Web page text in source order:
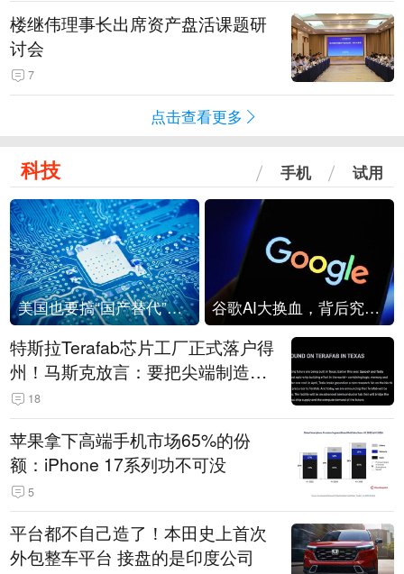
楼继伟理事长出席资产盘活课题研
讨会
7
点击查看更多
科技 手机 试用
美国也要搞“国产替代”？先算清三笔账 谷歌AI大换血，背后究竟发生了什么？
特斯拉Terafab芯片工厂正式落户得
州！马斯克放言：要把尖端制造带
回美国
18
苹果拿下高端手机市场65%的份
额：iPhone 17系列功不可没
5
平台都不自己造了！本田史上首次
外包整车平台 接盘的是印度公司